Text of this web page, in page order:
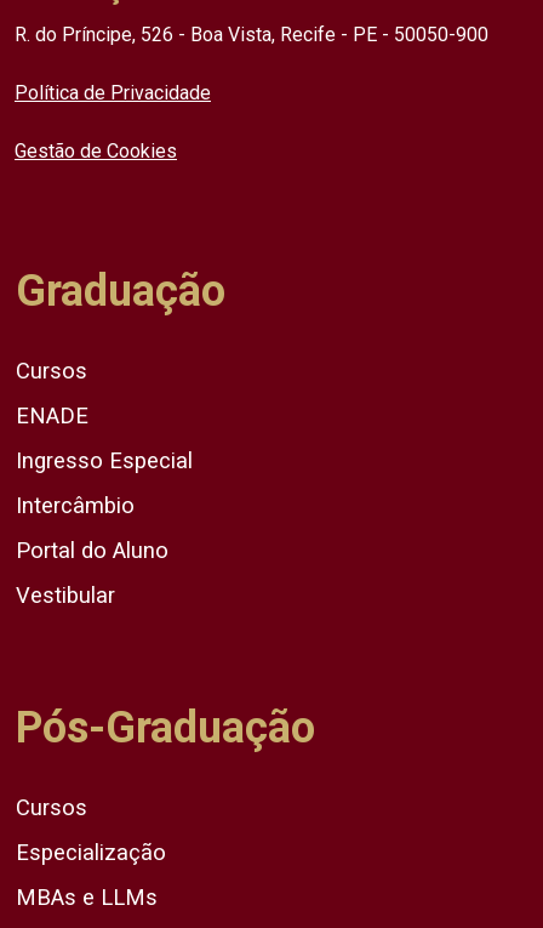
R. do Príncipe, 526 - Boa Vista, Recife - PE - 50050-900
Política de Privacidade
Gestão de Cookies
Graduação
Cursos
ENADE
Ingresso Especial
Intercâmbio
Portal do Aluno
Vestibular
Pós-Graduação
Cursos
Especialização
MBAs e LLMs